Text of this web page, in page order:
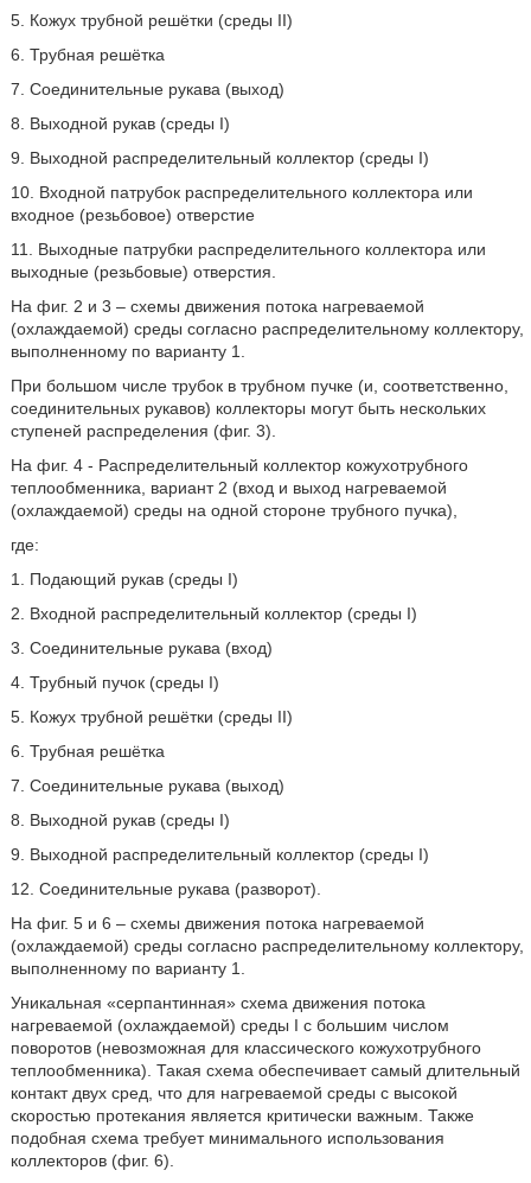
5. Кожух трубной решётки (среды II)
6. Трубная решётка
7. Соединительные рукава (выход)
8. Выходной рукав (среды I)
9. Выходной распределительный коллектор (среды I)
10. Входной патрубок распределительного коллектора или
входное (резьбовое) отверстие
11. Выходные патрубки распределительного коллектора или
выходные (резьбовые) отверстия.
На фиг. 2 и 3 – схемы движения потока нагреваемой
(охлаждаемой) среды согласно распределительному коллектору,
выполненному по варианту 1.
При большом числе трубок в трубном пучке (и, соответственно,
соединительных рукавов) коллекторы могут быть нескольких
ступеней распределения (фиг. 3).
На фиг. 4 - Распределительный коллектор кожухотрубного
теплообменника, вариант 2 (вход и выход нагреваемой
(охлаждаемой) среды на одной стороне трубного пучка),
где:
1. Подающий рукав (среды I)
2. Входной распределительный коллектор (среды I)
3. Соединительные рукава (вход)
4. Трубный пучок (среды I)
5. Кожух трубной решётки (среды II)
6. Трубная решётка
7. Соединительные рукава (выход)
8. Выходной рукав (среды I)
9. Выходной распределительный коллектор (среды I)
12. Соединительные рукава (разворот).
На фиг. 5 и 6 – схемы движения потока нагреваемой
(охлаждаемой) среды согласно распределительному коллектору,
выполненному по варианту 1.
Уникальная «серпантинная» схема движения потока
нагреваемой (охлаждаемой) среды I с большим числом
поворотов (невозможная для классического кожухотрубного
теплообменника). Такая схема обеспечивает самый длительный
контакт двух сред, что для нагреваемой среды с высокой
скоростью протекания является критически важным. Также
подобная схема требует минимального использования
коллекторов (фиг. 6).